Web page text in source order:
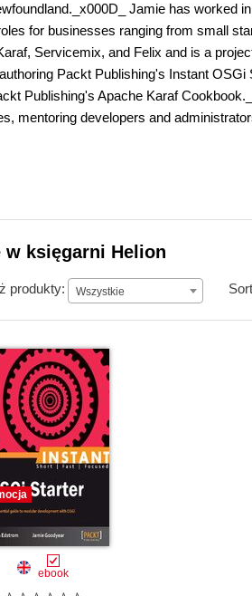
Jamie has worked
for businesses ranging from small
Servicemix, and Felix and is a
Packt Publishing's Instant OSGi
Publishing's Apache Karaf
mentoring developers and
w księgarni Helion
produkty: Wszystkie
ebook